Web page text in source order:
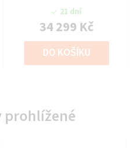
21 dní
34 299 Kč
DO KOŠÍKU
prohlížené